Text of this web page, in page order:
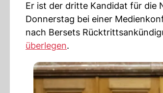
Er ist der dritte Kandidat für die
Donnerstag bei einer
nach Bersets
überlegen.